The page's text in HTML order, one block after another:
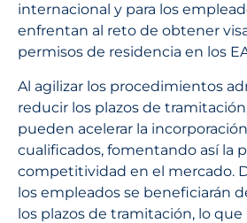
internacional y para los
enfrentan al reto de obtener
permisos de residencia en los
Al agilizar los procedimientos
reducir los plazos de
pueden acelerar la
cualificados, fomentando así la
competitividad en el mercado.
los empleados se beneficiarán
los plazos de tramitación, lo